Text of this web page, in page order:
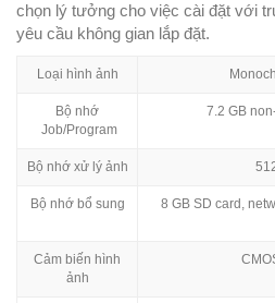
chọn lý tưởng cho việc cài đặt với
yêu cầu không gian lắp đặt.
Loại hình ảnh
Bộ nhớ
Job/Program
7.2 GB
Bộ nhớ xử lý ảnh
Bộ nhớ bổ sung
8 GB SD card,
Cảm biến hình
ảnh